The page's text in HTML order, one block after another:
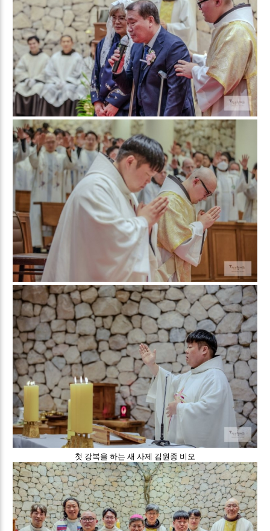
첫 강복을 하는 새 사제 김원종 비오